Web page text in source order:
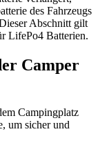
des Fahrzeugs
Abschnitt gilt
LifePo4 Batterien.
Camper
Campingplatz
um sicher und